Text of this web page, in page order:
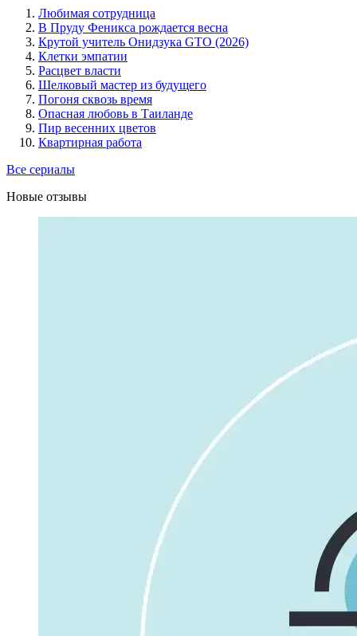
Любимая сотрудница
В Пруду Феникса рождается весна
Крутой учитель Онидзука GTO (2026)
Клетки эмпатии
Расцвет власти
Шелковый мастер из будущего
Погоня сквозь время
Опасная любовь в Таиланде
Пир весенних цветов
Квартирная работа
Все сериалы
Новые отзывы